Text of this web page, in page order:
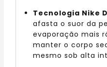
Tecnologia Nike
afasta o suor da
evaporação mais
manter o corpo
mesmo sob alta